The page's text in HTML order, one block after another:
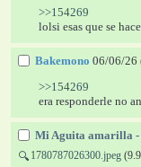
>>154269
lolsi esas que se
Bakemono 06/06/26
>>154269
era responderle no
Mi Aguita amarilla -
🔍 1780787026300.jpeg